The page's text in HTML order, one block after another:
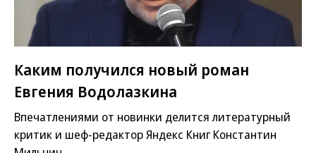
Каким получился новый роман
Евгения Водолазкина
Впечатлениями от новинки делится литературный
критик и шеф-редактор Яндекс Книг Константин